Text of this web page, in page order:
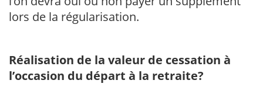
lors de la régularisation.
Réalisation de la valeur de cessation à
l’occasion du départ à la retraite?